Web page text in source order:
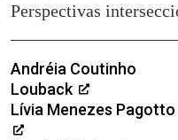
Perspectivas
Andréia Coutinho
Louback
Lívia Menezes Pagotto